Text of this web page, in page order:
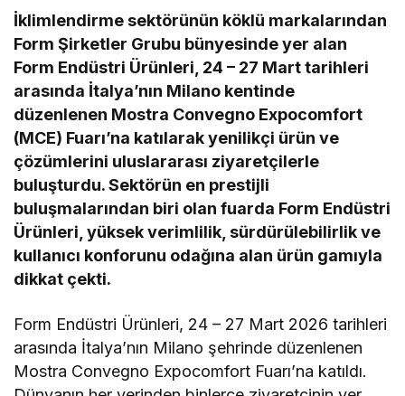
İklimlendirme sektörünün köklü markalarından
Form Şirketler Grubu bünyesinde yer alan
Form Endüstri Ürünleri, 24 – 27 Mart tarihleri
arasında İtalya’nın Milano kentinde
düzenlenen Mostra Convegno Expocomfort
(MCE) Fuarı’na katılarak yenilikçi ürün ve
çözümlerini uluslararası ziyaretçilerle
buluşturdu. Sektörün en prestijli
buluşmalarından biri olan fuarda Form Endüstri
Ürünleri, yüksek verimlilik, sürdürülebilirlik ve
kullanıcı konforunu odağına alan ürün gamıyla
dikkat çekti.
Form Endüstri Ürünleri, 24 – 27 Mart 2026 tarihleri
arasında İtalya’nın Milano şehrinde düzenlenen
Mostra Convegno Expocomfort Fuarı’na katıldı.